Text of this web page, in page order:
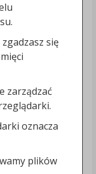
1A, 00-014
uzna
danych
o ochronie
jak
dane
podania.
będzie
się
zarządzać
oznacza
plików